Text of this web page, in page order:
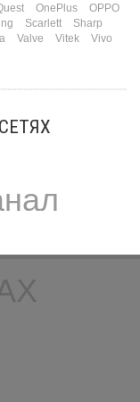
OnePlus
OPPO
Scarlett
Sharp
Valve Vitek
Vivo